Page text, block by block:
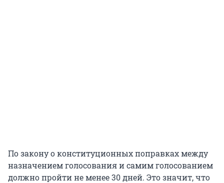
По закону о конституционных поправках между
назначением голосования и самим голосованием
должно пройти не менее 30 дней. Это значит, что